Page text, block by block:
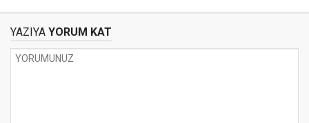
YAZIYA YORUM KAT